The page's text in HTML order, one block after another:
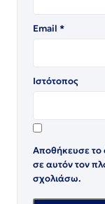
Email *
Ιστότοπος
Αποθήκευσε το
σε αυτόν τον
σχολιάσω.